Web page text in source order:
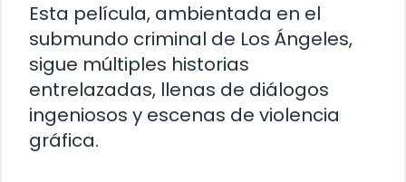
Esta película, ambientada en el
submundo criminal de Los Ángeles,
sigue múltiples historias
entrelazadas, llenas de diálogos
ingeniosos y escenas de violencia
gráfica.